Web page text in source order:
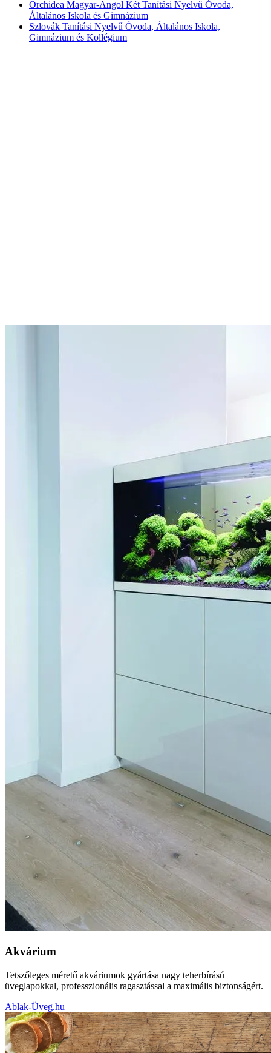
Orchidea Magyar-Angol Két Tanítási Nyelvű Óvoda,
Általános Iskola és Gimnázium
Szlovák Tanítási Nyelvű Óvoda, Általános Iskola,
Gimnázium és Kollégium
Akvárium
Tetszőleges méretű akváriumok gyártása nagy teherbírású
üveglapokkal, professzionális ragasztással a maximális biztonságért.
Ablak-Üveg.hu